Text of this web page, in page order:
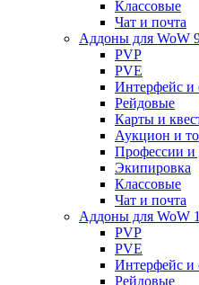
Классовые
Чат и почта
Аддоны для WoW
PVP
PVE
Интерфейс и
Рейдовые
Карты и
Аукцион и
Профессии и
Экипировка
Классовые
Чат и почта
Аддоны для WoW
PVP
PVE
Интерфейс и
Рейдовые